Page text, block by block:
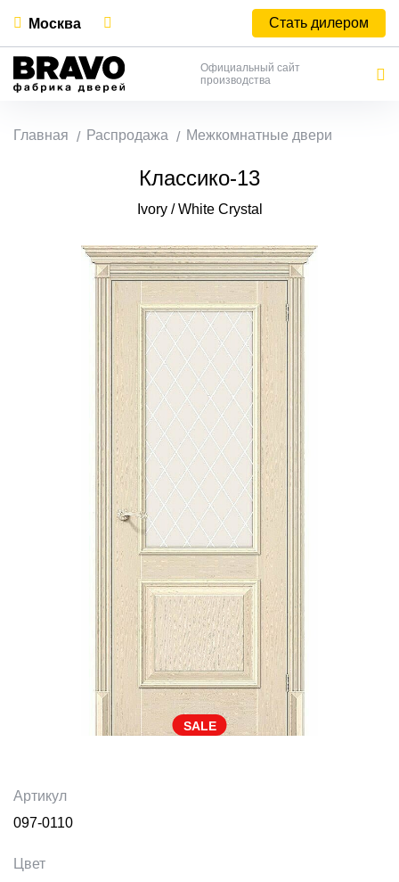
Москва Стать дилером
Официальный сайт
производства
Главная Распродажа Межкомнатные двери
Классико-13
Ivory / White Сrystal
SALE
Артикул
097-0110
Цвет